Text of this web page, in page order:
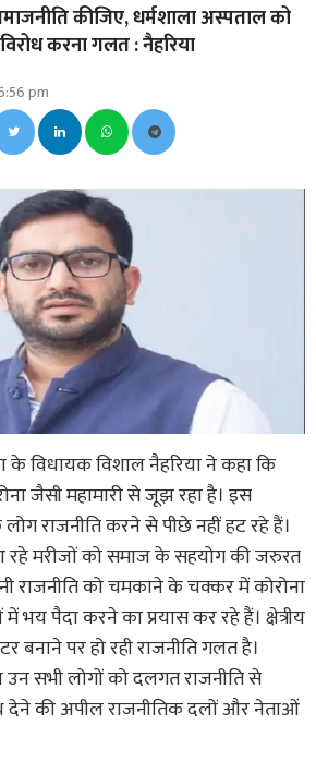
कीजिए, धर्मशाला अस्पताल को
करना गलत : नैहरिया
pm
के विधायक विशाल नैहरिया ने कहा कि
जैसी महामारी से जूझ रहा है। इस
राजनीति करने से पीछे नहीं हट रहे हैं।
मरीजों को समाज के सहयोग की जरुरत
राजनीति को चमकाने के चक्कर में कोरोना
भय पैदा करने का प्रयास कर रहे हैं। क्षेत्रीय
बनाने पर हो रही राजनीति गलत है।
उन सभी लोगों को दलगत राजनीति से
देने की अपील राजनीतिक दलों और नेताओं